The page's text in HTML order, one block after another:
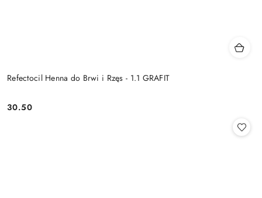
Refectocil Henna do Brwi i Rzęs - 1.1 GRAFIT
Cena:
30.50